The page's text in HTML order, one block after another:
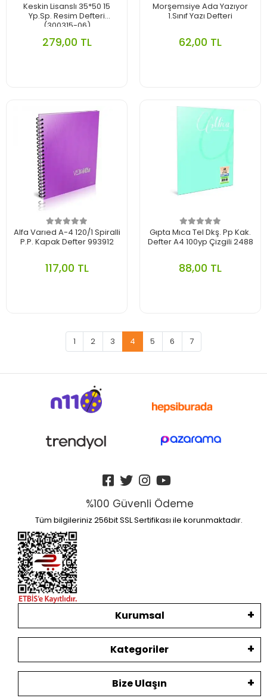
Keskin Lisanslı 35*50 15
Yp.Sp. Resim Defteri
(300315-06)
279,00 TL
Morşemsiye Ada Yazıyor
1.Sınıf Yazı Defteri
62,00 TL
Alfa Varıed A-4 120/1 Spiralli
P.P. Kapak Defter 993912
117,00 TL
Gıpta Mıca Tel Dkş. Pp Kak.
Defter A4 100yp Çizgili 2488
88,00 TL
1 2 3 4 5 6 7
%100 Güvenli Ödeme
Tüm bilgileriniz 256bit SSL Sertifikası ile korunmaktadır.
Kurumsal
Kategoriler
Bize Ulaşın